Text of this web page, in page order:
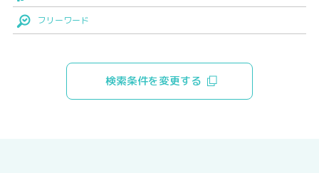
フリーワード
検索条件を変更する